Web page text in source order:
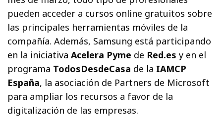
pueden acceder a cursos online gratuitos sobre
las principales herramientas móviles de la
compañía. Además, Samsung está participando
en la iniciativaAcelera Pyme de Red.es y en el
programa TodosDesdeCasa de la IAMCP
España, la asociación de Partners de Microsoft
para ampliar los recursos a favor de la
digitalización de las empresas.